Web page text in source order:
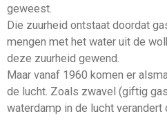
geweest.
Die zuurheid ontstaat doordat
mengen met het water uit de
deze zuurheid gewend.
Maar vanaf 1960 komen er
de lucht. Zoals zwavel (giftig
waterdamp in de lucht